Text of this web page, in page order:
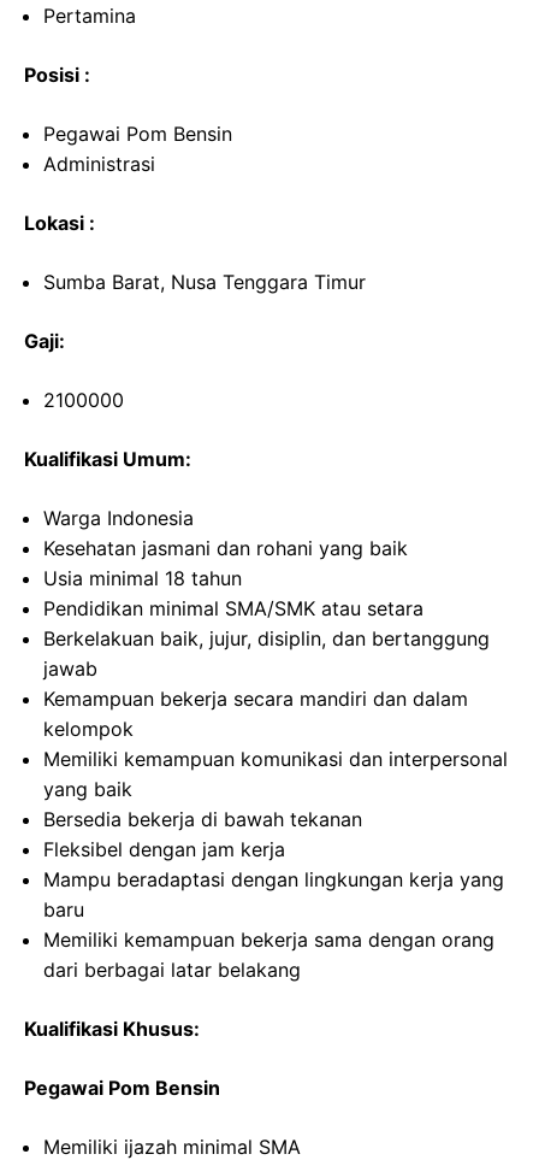
Pertamina
Posisi :
Pegawai Pom Bensin
Administrasi
Lokasi :
Sumba Barat, Nusa Tenggara Timur
Gaji:
2100000
Kualifikasi Umum:
Warga Indonesia
Kesehatan jasmani dan rohani yang baik
Usia minimal 18 tahun
Pendidikan minimal SMA/SMK atau setara
Berkelakuan baik, jujur, disiplin, dan bertanggung
jawab
Kemampuan bekerja secara mandiri dan dalam
kelompok
Memiliki kemampuan komunikasi dan interpersonal
yang baik
Bersedia bekerja di bawah tekanan
Fleksibel dengan jam kerja
Mampu beradaptasi dengan lingkungan kerja yang
baru
Memiliki kemampuan bekerja sama dengan orang
dari berbagai latar belakang
Kualifikasi Khusus:
Pegawai Pom Bensin
Memiliki ijazah minimal SMA